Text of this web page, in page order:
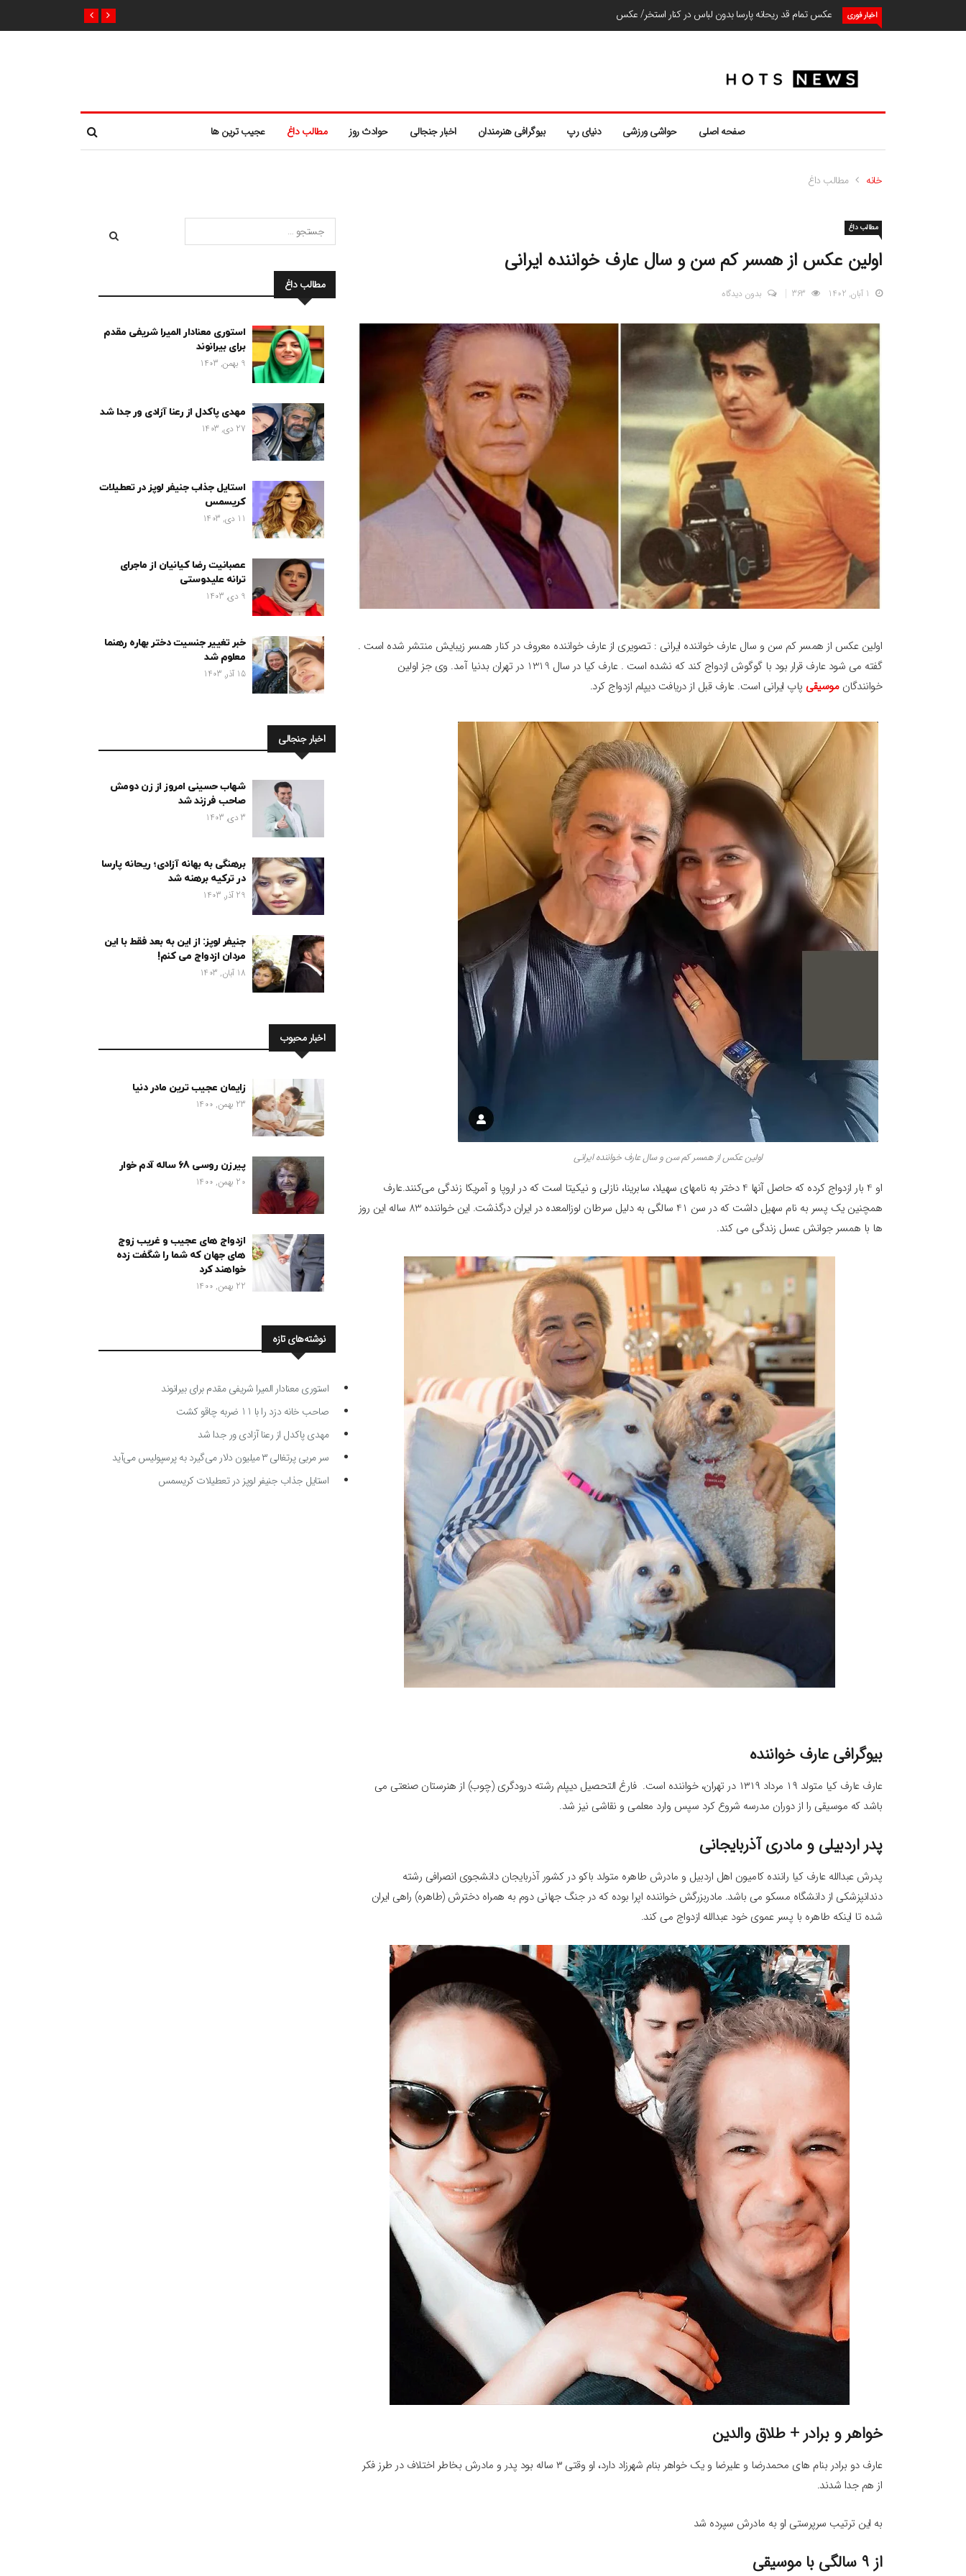
اخبار فوری عکس تمام قد ریحانه پارسا بدون لباس در کنار استخر/ عکس
صفحه اصلی حواشی ورزشی دنیای رپ بیوگرافی هنرمندان اخبار جنجالی حوادث روز مطالب داغ عجیب ترین ها
خانه مطالب داغ
مطالب داغ
اولین عکس از همسر کم سن و سال عارف خواننده ایرانی
1 آبان, 1402 بدون دیدگاه
اولین عکس از همسر کم سن و سال عارف خواننده ایرانی : تصویری از عارف خواننده معروف در کنار همسر زیبایش منتشر شده است .
گفته می شود عارف قرار بود با گوگوش ازدواج کند که نشده است . عارف کیا در سال 1319 در تهران بدنیا آمد. وی جز اولین
خوانندگانموسیقی پاپ ایرانی است. عارف قبل از دریافت دیپلم ازدواج کرد.
اولین عکس از همسر کم سن و سال عارف خواننده ایرانی
او 4 بار ازدواج کرده که حاصل آنها 4 دختر به نامهای سهیلا، سابرینا، نازلی و نیکیتا است که در اروپا و آمریکا زندگی می‌کنند.عارف
همچنین یک پسر به نام سهیل داشت که در سن 41 سالگی به دلیل سرطان لوزالمعده در ایران درگذشت. این خواننده 83 ساله این روز
ها با همسر جوانش عسل زندگی می کند.
بیوگرافی عارف خواننده
عارف عارف کیا متولد ۱۹ مرداد ۱۳۱۹ در تهران، خواننده است. فارغ التحصیل دیپلم رشته درودگری (چوب) از هنرستان صنعتی می
باشد که موسیقی را از دوران مدرسه شروع کرد سپس وارد معلمی و نقاشی نیز شد.
پدر اردبیلی و مادری آذربایجانی
پدرش عبدالله عارف کیا راننده کامیون اهل اردبیل و مادرش طاهره متولد باکو در کشور آذربایجان دانشجوی انصرافی رشته
دندانپزشکی از دانشگاه مسکو می باشد. مادربزرگش خواننده اپرا بوده که در جنگ جهانی دوم به همراه دخترش (طاهره) راهی ایران
شده تا اینکه طاهره با پسر عموی خود عبدالله ازدواج می کند.
خواهر و برادر + طلاق والدین
عارف دو برادر بنام های محمدرضا و علیرضا و یک خواهر بنام شهرزاد دارد، او وقتی ۳ ساله بود پدر و مادرش بخاطر اختلاف در طرز فکر
از هم جدا شدند.
به این ترتیب سرپرستی او به مادرش سپرده شد
از ۹ سالگی با موسیقی
مطالب داغ
استوری معنادار المیرا شریفی مقدم
برای بیرانوند
9 بهمن, 1403
مهدی پاکدل از رعنا آزادی ور جدا شد
27 دی, 1403
استایل جذاب جنیفر لوپز در تعطیلات
کریسمس
11 دی, 1403
عصبانیت رضا کیانیان از ماجرای
ترانه علیدوستی
9 دی, 1403
خبر تغییر جنسیت دختر بهاره رهنما
معلوم شد
15 آذر, 1403
اخبار جنجالی
شهاب حسینی امروز از زن دومش
صاحب فرزند شد
3 دی, 1403
برهنگی به بهانه آزادی؛ ریحانه پارسا
در ترکیه برهنه شد
29 آذر, 1403
جنیفر لوپز: از این به بعد فقط با این
مردان ازدواج می کنم!
18 آبان, 1403
اخبار محبوب
زایمان عجیب ترین مادر دنیا
23 بهمن, 1400
پیرزن روسی 68 ساله آدم خوار
20 بهمن, 1400
ازدواج های عجیب و غریب زوج
های جهان که شما را شگفت زده
خواهند کرد
22 بهمن, 1400
نوشته‌های تازه
استوری معنادار المیرا شریفی مقدم برای بیرانوند
صاحب خانه دزد را با 11 ضربه چاقو کشت
مهدی پاکدل از رعنا آزادی ور جدا شد
سر مربی پرتغالی ۳ میلیون دلار می‌گیرد به پرسپولیس می‌آید
استایل جذاب جنیفر لوپز در تعطیلات کریسمس